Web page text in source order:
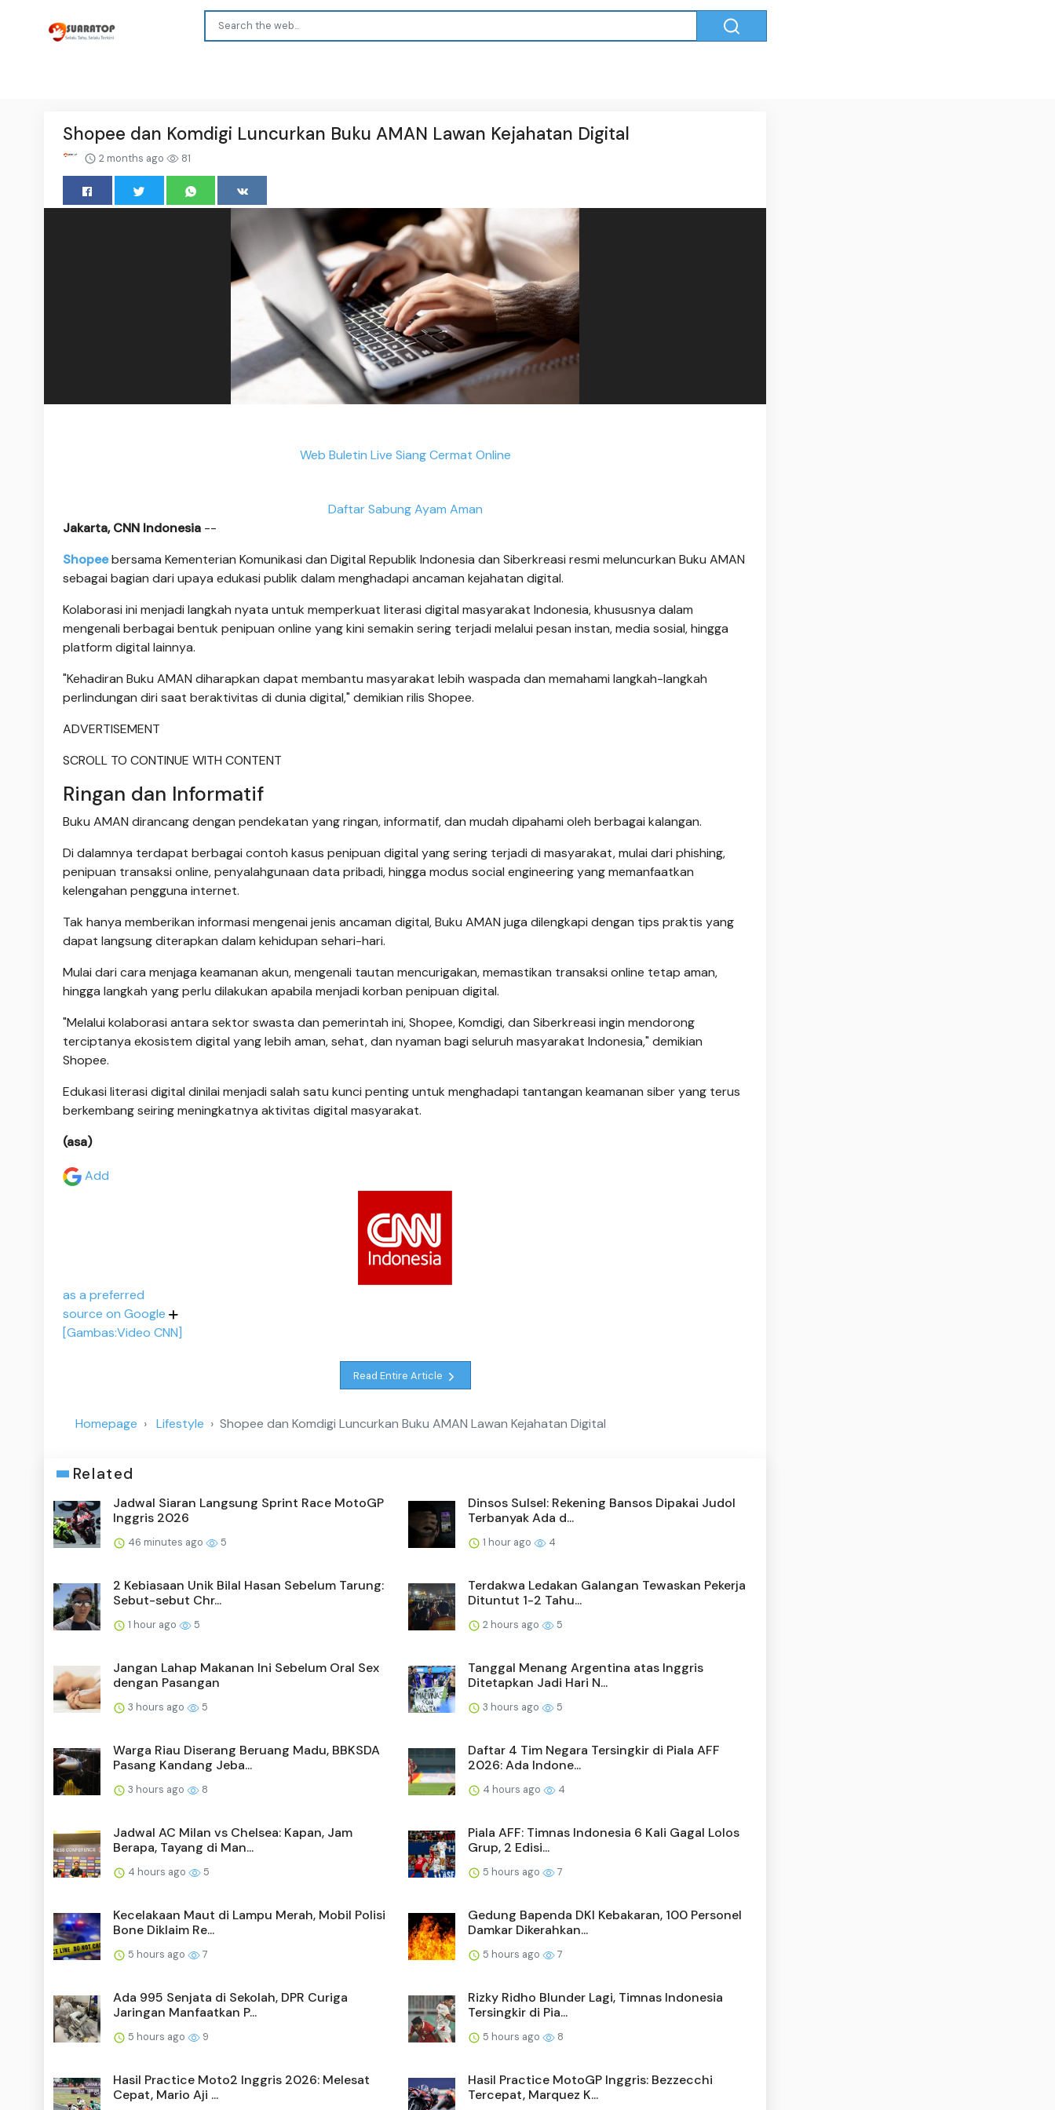
Shopee dan Komdigi Luncurkan Buku AMAN Lawan Kejahatan Digital
2 months ago 81
Web Buletin Live Siang Cermat Online
Daftar Sabung Ayam Aman
Jakarta, CNN Indonesia --
Shopeebersama Kementerian Komunikasi dan Digital Republik Indonesia dan Siberkreasi resmi meluncurkan Buku AMAN
sebagai bagian dari upaya edukasi publik dalam menghadapi ancaman kejahatan digital.
Kolaborasi ini menjadi langkah nyata untuk memperkuat literasi digital masyarakat Indonesia, khususnya dalam
mengenali berbagai bentuk penipuan online yang kini semakin sering terjadi melalui pesan instan, media sosial, hingga
platform digital lainnya.
"Kehadiran Buku AMAN diharapkan dapat membantu masyarakat lebih waspada dan memahami langkah-langkah
perlindungan diri saat beraktivitas di dunia digital," demikian rilis Shopee.
ADVERTISEMENT
SCROLL TO CONTINUE WITH CONTENT
Ringan dan Informatif
Buku AMAN dirancang dengan pendekatan yang ringan, informatif, dan mudah dipahami oleh berbagai kalangan.
Di dalamnya terdapat berbagai contoh kasus penipuan digital yang sering terjadi di masyarakat, mulai dari phishing,
penipuan transaksi online, penyalahgunaan data pribadi, hingga modus social engineering yang memanfaatkan
kelengahan pengguna internet.
Tak hanya memberikan informasi mengenai jenis ancaman digital, Buku AMAN juga dilengkapi dengan tips praktis yang
dapat langsung diterapkan dalam kehidupan sehari-hari.
Mulai dari cara menjaga keamanan akun, mengenali tautan mencurigakan, memastikan transaksi online tetap aman,
hingga langkah yang perlu dilakukan apabila menjadi korban penipuan digital.
"Melalui kolaborasi antara sektor swasta dan pemerintah ini, Shopee, Komdigi, dan Siberkreasi ingin mendorong
terciptanya ekosistem digital yang lebih aman, sehat, dan nyaman bagi seluruh masyarakat Indonesia," demikian
Shopee.
Edukasi literasi digital dinilai menjadi salah satu kunci penting untuk menghadapi tantangan keamanan siber yang terus
berkembang seiring meningkatnya aktivitas digital masyarakat.
(asa)
Add
as a preferred
source on Google
[Gambas:Video CNN]
Read Entire Article
Homepage Lifestyle Shopee dan Komdigi Luncurkan Buku AMAN Lawan Kejahatan Digital
Related
Jadwal Siaran Langsung Sprint Race MotoGP
Inggris 2026
46 minutes ago 5
Dinsos Sulsel: Rekening Bansos Dipakai Judol
Terbanyak Ada d...
1 hour ago 4
2 Kebiasaan Unik Bilal Hasan Sebelum Tarung:
Sebut-sebut Chr...
1 hour ago 5
Terdakwa Ledakan Galangan Tewaskan Pekerja
Dituntut 1-2 Tahu...
2 hours ago 5
Jangan Lahap Makanan Ini Sebelum Oral Sex
dengan Pasangan
3 hours ago 5
Tanggal Menang Argentina atas Inggris
Ditetapkan Jadi Hari N...
3 hours ago 5
Warga Riau Diserang Beruang Madu, BBKSDA
Pasang Kandang Jeba...
3 hours ago 8
Daftar 4 Tim Negara Tersingkir di Piala AFF
2026: Ada Indone...
4 hours ago 4
Jadwal AC Milan vs Chelsea: Kapan, Jam
Berapa, Tayang di Man...
4 hours ago 5
Piala AFF: Timnas Indonesia 6 Kali Gagal Lolos
Grup, 2 Edisi...
5 hours ago 7
Kecelakaan Maut di Lampu Merah, Mobil Polisi
Bone Diklaim Re...
5 hours ago 7
Gedung Bapenda DKI Kebakaran, 100 Personel
Damkar Dikerahkan...
5 hours ago 7
Ada 995 Senjata di Sekolah, DPR Curiga
Jaringan Manfaatkan P...
5 hours ago 9
Rizky Ridho Blunder Lagi, Timnas Indonesia
Tersingkir di Pia...
5 hours ago 8
Hasil Practice Moto2 Inggris 2026: Melesat
Cepat, Mario Aji ...
Hasil Practice MotoGP Inggris: Bezzecchi
Tercepat, Marquez K...